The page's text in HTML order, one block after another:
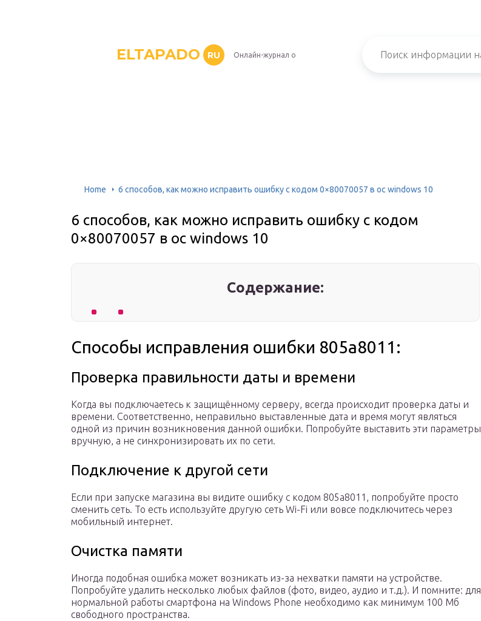
ELTAPADO RU Онлайн-журнал о
Home 6 способов, как можно исправить ошибку с кодом 0×80070057 в ос windows 10
6 способов, как можно исправить ошибку с кодом
0×80070057 в ос windows 10
Содержание:
Способы исправления ошибки 805a8011:
Проверка правильности даты и времени
Когда вы подключаетесь к защищённому серверу, всегда происходит проверка даты и
времени. Соответственно, неправильно выставленные дата и время могут являться
одной из причин возникновения данной ошибки. Попробуйте выставить эти параметры
вручную, а не синхронизировать их по сети.
Подключение к другой сети
Если при запуске магазина вы видите ошибку с кодом 805a8011, попробуйте просто
сменить сеть. То есть используйте другую сеть Wi-Fi или вовсе подключитесь через
мобильный интернет.
Очистка памяти
Иногда подобная ошибка может возникать из-за нехватки памяти на устройстве.
Попробуйте удалить несколько любых файлов (фото, видео, аудио и т.д.). И помните: для
нормальной работы смартфона на Windows Phone необходимо как минимум 100 Мб
свободного пространства.